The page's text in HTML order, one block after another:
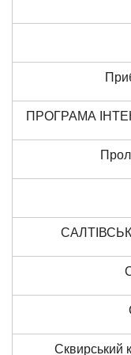
ПРОГРАМА
Сквирський